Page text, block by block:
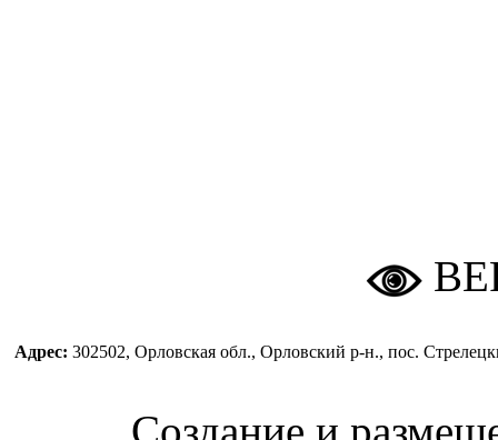
Адрес: 302502, Орловская обл., Орловский р-н., пос.
Создание и